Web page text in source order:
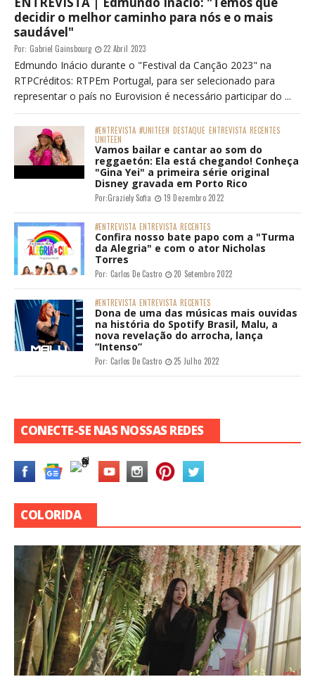
decidir o melhor caminho para nós e o mais
saudável"
Por: Gabriel Gainsbourg 22 Abril 2023
Edmundo Inácio durante o "Festival da Canção 2023" na
RTPCréditos: RTPEm Portugal, para ser selecionado para
representar o país no Eurovision é necessário participar do ...
#ENTREVISTA #UNITEEN DESTAQUE ENTREVISTA RECENTES
UNITEEN
Vamos bailar e cantar ao som do
reggaetón: Ela está chegando! Conheça
"Gina Yei" a primeira série original
Disney gravada em Porto Rico
Por:Graziely Sofia 19 Dezembro 2022
#ENTREVISTA ENTREVISTA RECENTES
Confira nosso bate papo com a "Turma
da Alegria" e com o ator Nicholas
Torres
Por: Carlos De Castro 20 Setembro 2022
#ENTREVISTA ENTREVISTA RECENTES
Dona de uma das músicas mais ouvidas
na história do Spotify Brasil, Malu, a
nova revelação do arrocha, lança
“Intenso”
Por: Carlos De Castro 25 Julho 2022
CONECTE-SE NAS NOSSAS REDES
COLORIDA